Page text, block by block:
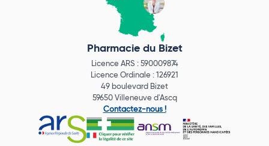
Pharmacie du Bizet
Licence ARS : 590009874
Licence Ordinale : 126921
49 boulevard Bizet
59650 Villeneuve d'Ascq
Contactez-nous !